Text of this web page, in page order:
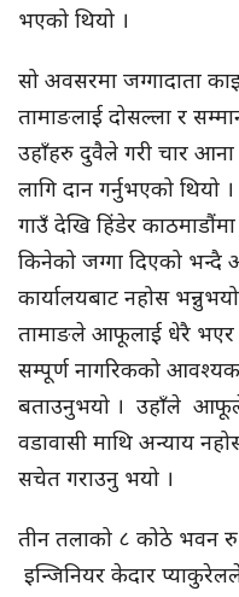
भएको थियो ।
सो अवसरमा जग्गादाता
तामाङलाई दोसल्ला र
उहाँहरु दुवैले गरी चार आना
लागि दान गर्नुभएको
गाउँ देखि हिंडेर
किनेको जग्गा दिएको
कार्यालयबाट नहोस
तामाङले आफूलाई धेरै भएर
सम्पूर्ण नागरिकको
बताउनुभयो । उहाँले
वडावासी माथि अन्याय
सचेत गराउनु भयो ।
तीन तलाको ८ कोठे भवन
इन्जिनियर केदार